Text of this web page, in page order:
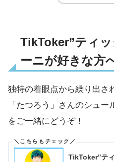
TikToker”ティ
ーニが好きな方
独特の着眼点から繰り出さ
「たつろう」さんのシュ
をご一緒にどうぞ！
TikToker”テ